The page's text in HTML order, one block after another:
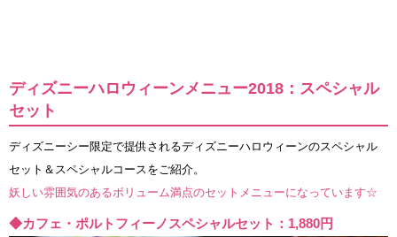
ディズニーハロウィーンメニュー2018：スペシャル
セット
ディズニーシー限定で提供されるディズニーハロウィーンのスペシャル
セット＆スペシャルコースをご紹介。
妖しい雰囲気のあるボリューム満点のセットメニューになっています☆
◆カフェ・ポルトフィーノスペシャルセット：1,880円